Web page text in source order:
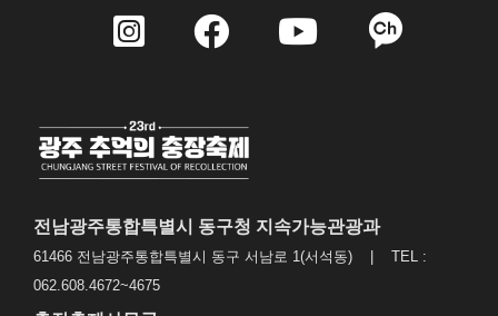
전남광주통합특별시 동구청 지속가능관광과
61466 전남광주통합특별시 동구 서남로 1(서석동) | TEL :
062.608.4672~4675